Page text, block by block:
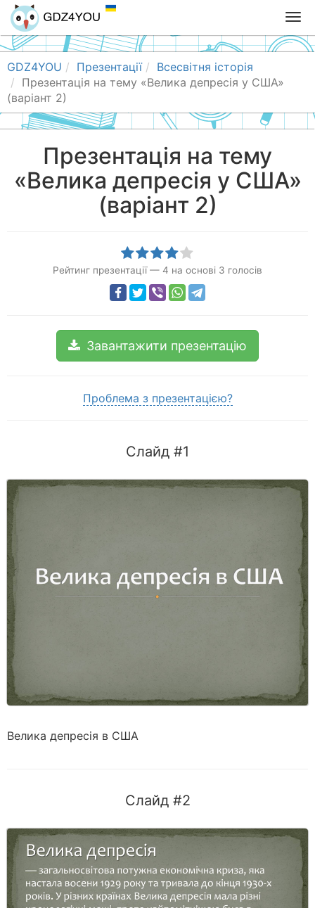
T
o
g
n
a
g
a
GDZ4YOU Презентації
Всесвітня історія
Презентація на тему «Велика депресія у США»
(варіант 2)
Презентація на тему
«Велика депресія у США»
(варіант 2)
Рейтинг презентації — 4 на основі 3 голосів
Завантажити презентацію
Проблема з презентацією?
Слайд #1
Велика депресія в США
Слайд #2